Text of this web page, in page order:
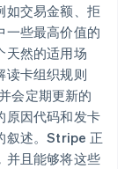
如交易金额、拒
一些最高价值的
天然的适用场
读卡组织规则
会定期更新的
原因代码和发卡
叙述。Stripe 正
并且能够将这些